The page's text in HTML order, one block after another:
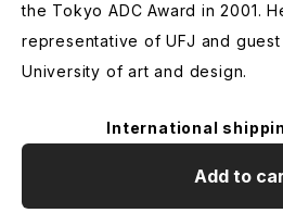
the Tokyo ADC Award in 2001.
representative of UFJ and
University of art and design.
International
Add to